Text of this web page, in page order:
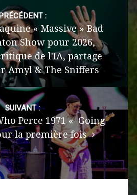
:
« Massive » Bad
Show pour 2026,
de l'IA, partage
Amyl & The Sniffers
SUIVANT :
Perce 1971 « Going
la première fois